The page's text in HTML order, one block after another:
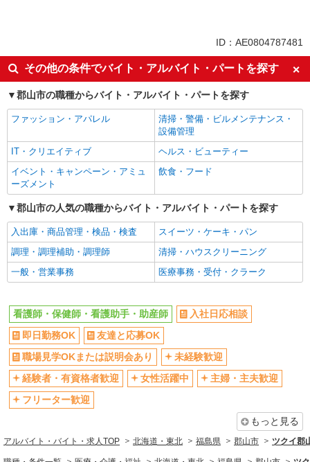
副業・WワークOK
交通費支給
社会保険あり
産休・育休取得実績あり
社員登用あり
ID：AE0804787481
その他の条件でバイト・アルバイト・パートを探す
郡山市の職種からバイト・アルバイト・パートを探す
ファッション・アパレル
清掃・警備・ビルメンテナンス・
設備管理
IT・クリエイティブ
ヘルス・ビューティー
イベント・キャンペーン・アミュ
ーズメント
飲食・フード
郡山市の人気の職種からバイト・アルバイト・パートを探す
入出庫・商品管理・検品・検査
スイーツ・ケーキ・パン
調理・調理補助・調理師
清掃・ハウスクリーニング
一般・営業事務
医療事務・受付・クラーク
看護師・保健師・看護助手・助産師
入社日応相談
即日勤務OK
友達と応募OK
職場見学OKまたは説明会あり
未経験歓迎
経験者・有資格者歓迎
女性活躍中
主婦・主夫歓迎
フリーター歓迎
もっと見る
アルバイト・バイト・求人TOP 北海道・東北 福島県 郡山市 ツクイ郡